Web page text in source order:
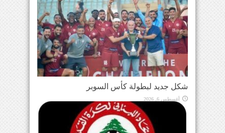
شكل جديد لبطولة كأس السوبر
أغسطس 6, 2026